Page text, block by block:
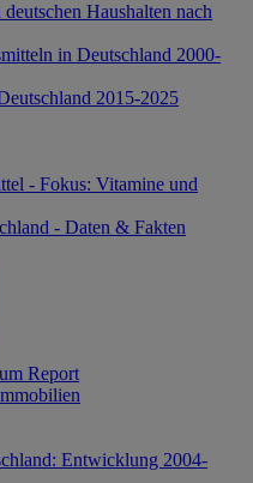
Haushalten nach
in Deutschland 2000-
2015-2025
- Fokus: Vitamine und
- Daten & Fakten
Report
Entwicklung 2004-